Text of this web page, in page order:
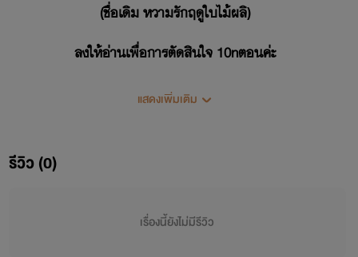
(ชื่อเดิม หวามรักฤดูใบไม้ผลิ)
ลงให้อ่านเพื่อการตัดสินใจ 10nตอนค่ะ
ขอบพระคุณทุกกำลังใจค่ะ
แสดงเพิ่มเติม
รีวิว (0)
เรื่องนี้ยังไม่มีรีวิว